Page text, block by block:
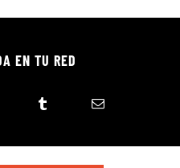
EN TU RED